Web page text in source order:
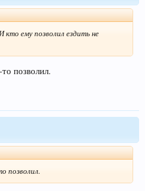
кто ему позволил ездить не
позволил.
позволил.